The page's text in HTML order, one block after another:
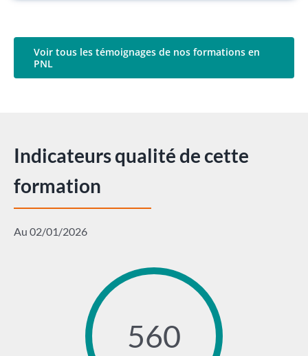
Voir tous les témoignages de nos formations en
PNL
Indicateurs qualité de cette
formation
Au 02/01/2026
560